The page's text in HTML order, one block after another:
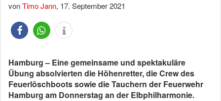
vonTimo Jann, 17. September 2021
Hamburg – Eine gemeinsame und spektakuläre
Übung absolvierten die Höhenretter, die Crew des
Feuerlöschboots sowie die Tauchern der Feuerwehr
Hamburg am Donnerstag an der Elbphilharmonie.